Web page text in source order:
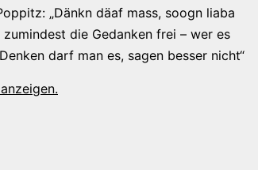
„Dänkn däaf mass, soogn liaba
zumindest die Gedanken frei – wer es
darf man es, sagen besser nicht“